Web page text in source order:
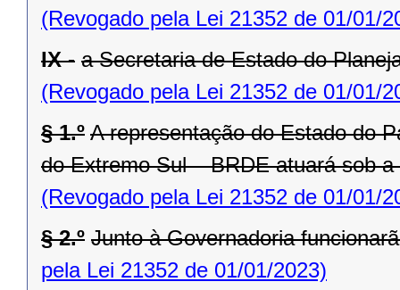
(Revogado pela Lei 21352 de 01/01/
IX - a Secretaria de Estado do
(Revogado pela Lei 21352 de 01/01/
§ 1.º A representação do Estado do
do Extremo Sul – BRDE atuará sob
(Revogado pela Lei 21352 de 01/01/
§ 2.º Junto à Governadoria
pela Lei 21352 de 01/01/2023)